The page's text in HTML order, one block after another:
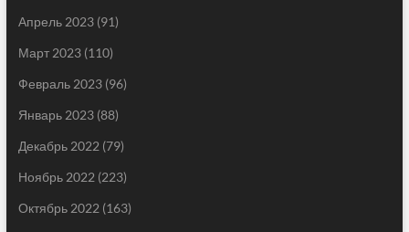
Апрель 2023(91)
Март 2023(110)
Февраль 2023(96)
Январь 2023(88)
Декабрь 2022 (79)
Ноябрь 2022 (223)
Октябрь 2022 (163)